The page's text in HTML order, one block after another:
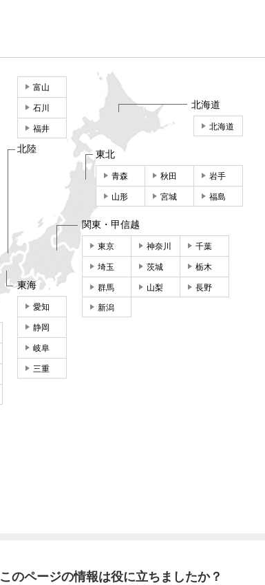
北海道
北海道
東北
青森 秋田 岩手
山形 宮城 福島
関東・甲信越
東京 神奈川 千葉
埼玉 茨城 栃木
群馬 山梨 長野
新潟
東海
愛知
静岡
岐阜
三重
富山
石川
福井
北陸
このページの情報は役に立ちましたか？